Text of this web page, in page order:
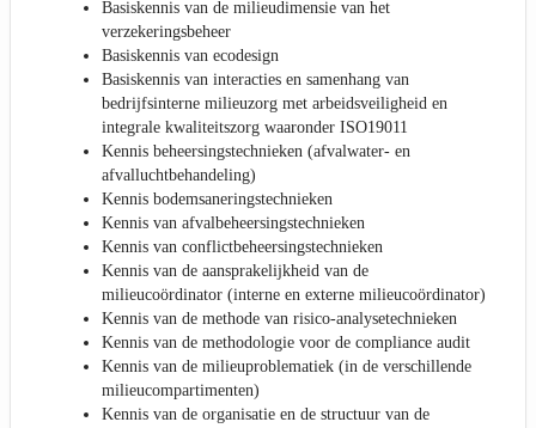
Basiskennis van de milieudimensie van het
verzekeringsbeheer
Basiskennis van ecodesign
Basiskennis van interacties en samenhang van
bedrijfsinterne milieuzorg met arbeidsveiligheid en
integrale kwaliteitszorg waaronder ISO19011
Kennis beheersingstechnieken (afvalwater- en
afvalluchtbehandeling)
Kennis bodemsaneringstechnieken
Kennis van afvalbeheersingstechnieken
Kennis van conflictbeheersingstechnieken
Kennis van de aansprakelijkheid van de
milieucoördinator (interne en externe milieucoördinator)
Kennis van de methode van risico-analysetechnieken
Kennis van de methodologie voor de compliance audit
Kennis van de milieuproblematiek (in de verschillende
milieucompartimenten)
Kennis van de organisatie en de structuur van de